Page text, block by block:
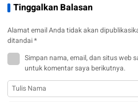
Tinggalkan Balasan
Alamat email Anda tidak akan
ditandai*
Simpan nama, email, dan situs web
untuk komentar saya berikutnya.